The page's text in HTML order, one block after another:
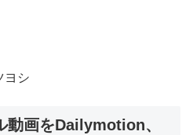
ヨシ
動画をDailymotion、